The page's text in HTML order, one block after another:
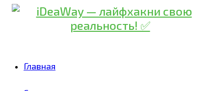
Skip
Главная